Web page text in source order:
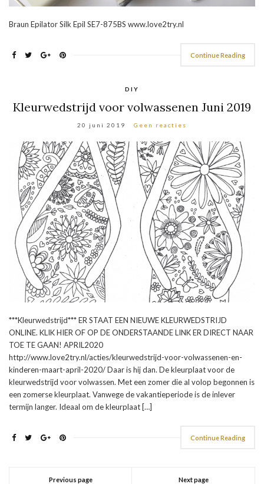
Braun Epilator Silk Epil SE7-875BS www.love2try.nl
Continue Reading
DIY
Kleurwedstrijd voor volwassenen Juni 2019
20 juni 2019 Geen reacties
***Kleurwedstrijd*** ER STAAT EEN NIEUWE KLEURWEDSTRIJD
ONLINE. KLIK HIER OF OP DE ONDERSTAANDE LINK ER DIRECT NAAR
TOE TE GAAN! APRIL2020
http://www.love2try.nl/acties/kleurwedstrijd-voor-volwassenen-en-
kinderen-maart-april-2020/ Daar is hij dan. De kleurplaat voor de
kleurwedstrijd voor volwassen. Met een zomer die al volop begonnen is
een zomerse kleurplaat. Vanwege de vakantieperiode is de inlever
termijn langer. Ideaal om de kleurplaat […]
Continue Reading
Previous page Next page